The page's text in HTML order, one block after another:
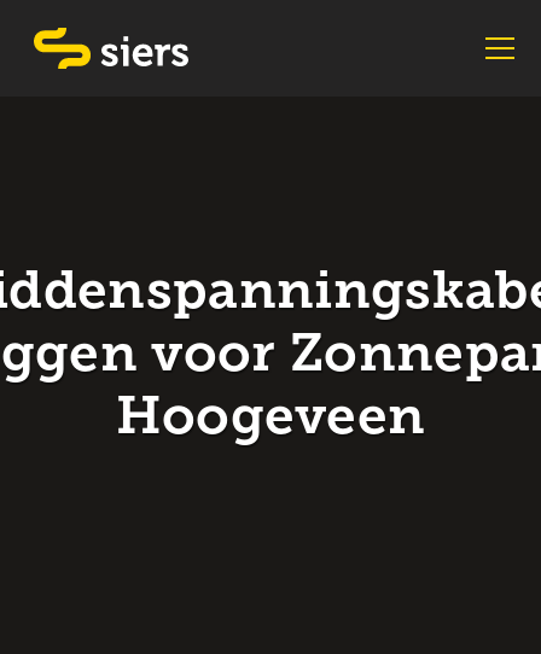
voor
Hoogeveen